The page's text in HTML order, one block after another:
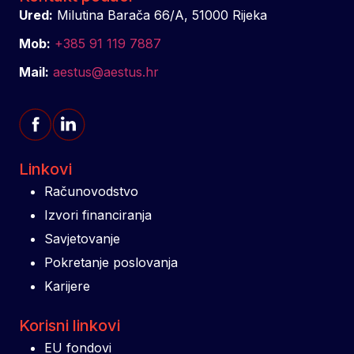
Ured: Milutina Barača 66/A, 51000 Rijeka
Mob: +385 91 119 7887
Mail: aestus@aestus.hr
Linkovi
Računovodstvo
Izvori financiranja
Savjetovanje
Pokretanje poslovanja
Karijere
Korisni linkovi
EU fondovi